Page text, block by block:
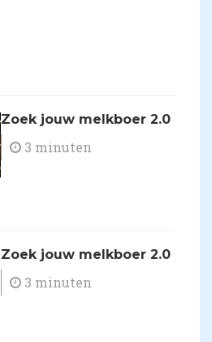
Zoek jouw melkboer 2.0
3 minuten
Zoek jouw melkboer 2.0
3 minuten